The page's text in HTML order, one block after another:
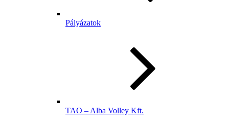
Pályázatok
TAO – Alba Volley Kft.